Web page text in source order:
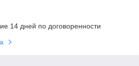
14 дней по договоренности